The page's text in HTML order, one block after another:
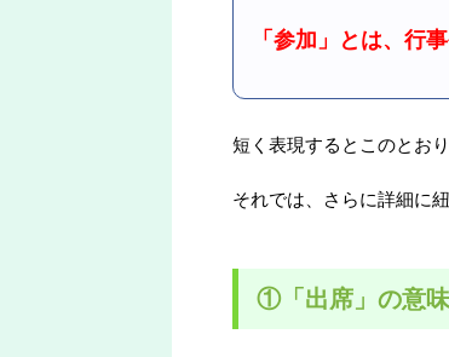
「参加」とは、行
短く表現するとこのとお
それでは、さらに詳細に
①「出席」の意味